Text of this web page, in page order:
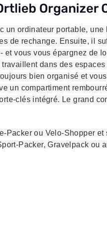
Organizer
un ordinateur portable,
de rechange. Ensuite, il
vous vous épargnez de
dans des
bien organisé et
un compartiment
clés intégré. Le grand
Packer ou Velo-Shopper et
Packer, Gravelpack ou